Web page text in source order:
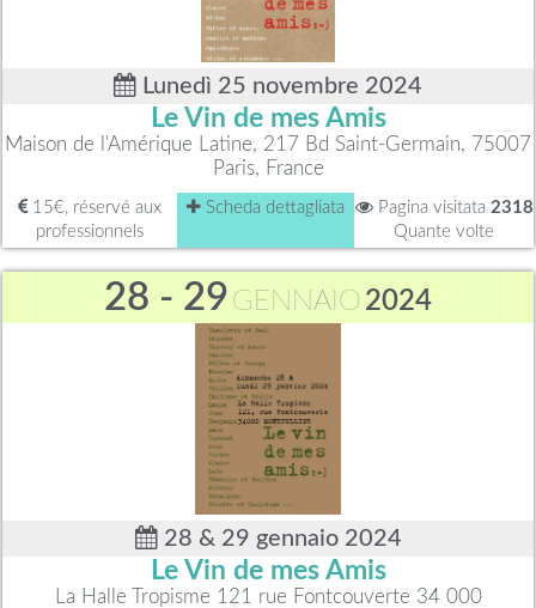
Lunedì 25 novembre 2024
Le Vin de mes Amis
Maison de l'Amérique Latine, 217 Bd Saint-Germain, 75007
Paris, France
15€, réservé aux
professionnels
Scheda dettagliata Pagina visitata 2318
Quante volte
28 - 29 GENNAIO 2024
28 & 29 gennaio 2024
Le Vin de mes Amis
La Halle Tropisme 121 rue Fontcouverte 34 000